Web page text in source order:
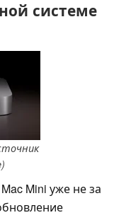
системе
Mini уже не за